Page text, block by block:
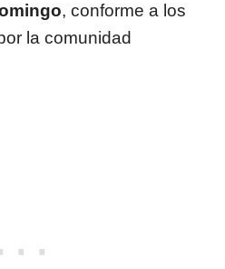
, conforme a los
la comunidad